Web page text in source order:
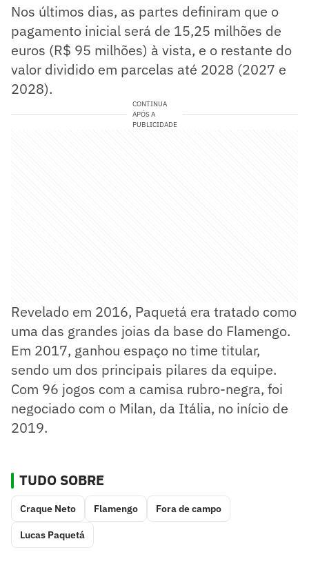
Nos últimos dias, as partes definiram que o
pagamento inicial será de 15,25 milhões de
euros (R$ 95 milhões) à vista, e o restante do
valor dividido em parcelas até 2028 (2027 e
2028).
CONTINUA
APÓS A
PUBLICIDADE
Revelado em 2016, Paquetá era tratado como
uma das grandes joias da base do Flamengo.
Em 2017, ganhou espaço no time titular,
sendo um dos principais pilares da equipe.
Com 96 jogos com a camisa rubro-negra, foi
negociado com o Milan, da Itália, no início de
2019.
TUDO SOBRE
Craque Neto Flamengo Fora de campo
Lucas Paquetá